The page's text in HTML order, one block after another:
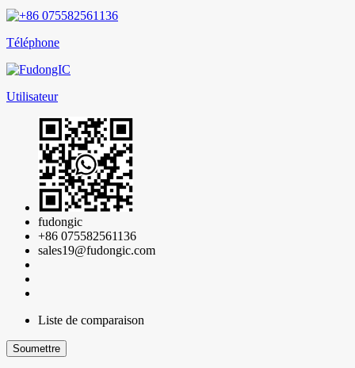
Téléphone
Utilisateur
fudongic
+86 075582561136
sales19@fudongic.com
Liste de comparaison